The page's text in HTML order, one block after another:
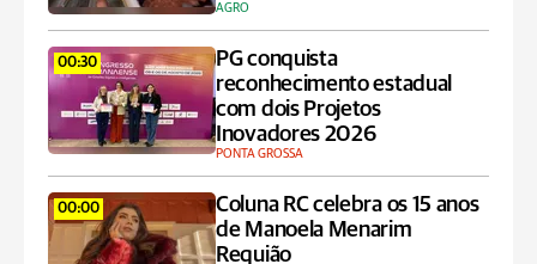
AGRO
00:30
PG conquista
reconhecimento estadual
com dois Projetos
Inovadores 2026
PONTA GROSSA
00:00
Coluna RC celebra os 15 anos
de Manoela Menarim
Requião